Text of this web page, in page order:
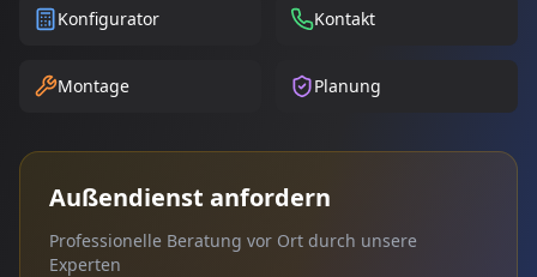
Konfigurator Kontakt
Montage Planung
Außendienst anfordern
Professionelle Beratung vor Ort durch unsere
Experten